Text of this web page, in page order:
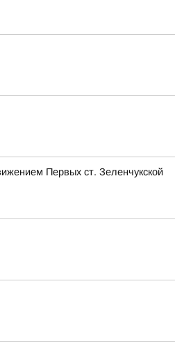
Первых ст. Зеленчукской